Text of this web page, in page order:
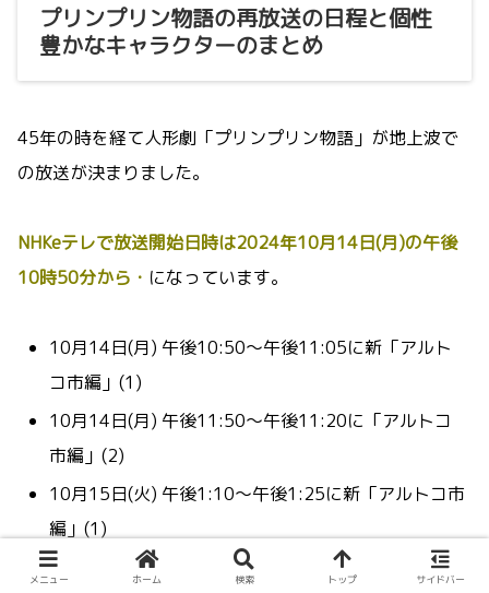
プリンプリン物語の再放送の日程と個性
豊かなキャラクターのまとめ
45年の時を経て人形劇「プリンプリン物語」が地上波で
の放送が決まりました。
NHKeテレで放送開始日時は2024年10月14日(月)の午後
10時50分から・ になっています。
10月14日(月) 午後10:50〜午後11:05に新「アルト
コ市編」(1)
10月14日(月) 午後11 :50〜午後11:20に「アルトコ
市編」(2)
10月15日(火) 午後1:10〜午後1:25に新「アルトコ市
編」(1)
10月15日(火) 午後1:10〜午後1:25に新「アルトコ市
メニュー ホーム 検索 トップ サイドバー